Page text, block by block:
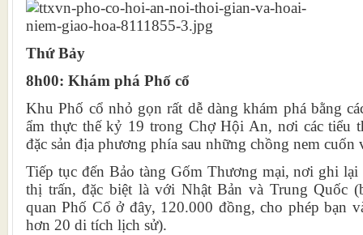
Thứ Bảy
8h00: Khám phá Phố cổ
Khu Phố cổ nhỏ gọn rất dễ dàng khám phá bằng
ẩm thực thế kỷ 19 trong Chợ Hội An, nơi các tiểu
đặc sản địa phương phía sau những chồng nem cuốn
Tiếp tục đến Bảo tàng Gốm Thương mại, nơi ghi
thị trấn, đặc biệt là với Nhật Bản và Trung Quốc
quan Phố Cổ ở đây, 120.000 đồng, cho phép bạn
hơn 20 di tích lịch sử).